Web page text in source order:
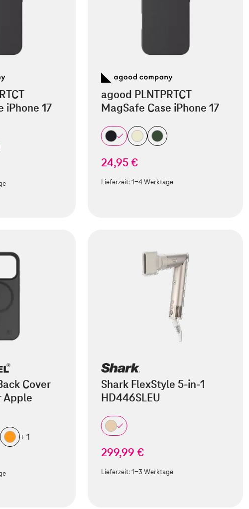
iPhone 17
agood PLNTPRTCT
MagSafe Case iPhone 17
24,95 €
Lieferzeit:1-4 Werktage
Cover
Apple
+ 1
Shark FlexStyle 5-in-1
HD446SLEU
299,99 €
Lieferzeit:1-3 Werktage